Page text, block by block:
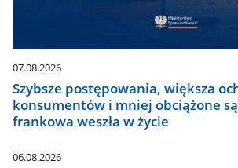
07.08.2026
Szybsze postępowania, większa
konsumentów i mniej obciążone
frankowa weszła w życie
06.08.2026